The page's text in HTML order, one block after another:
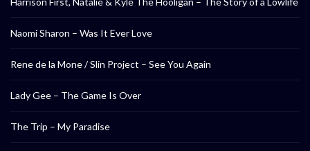
Naomi Sharon – Was It Ever Love
Rene de la Mone / Slin Project – See You Again
Lady Gee – The Game Is Over
The Trip – My Paradise